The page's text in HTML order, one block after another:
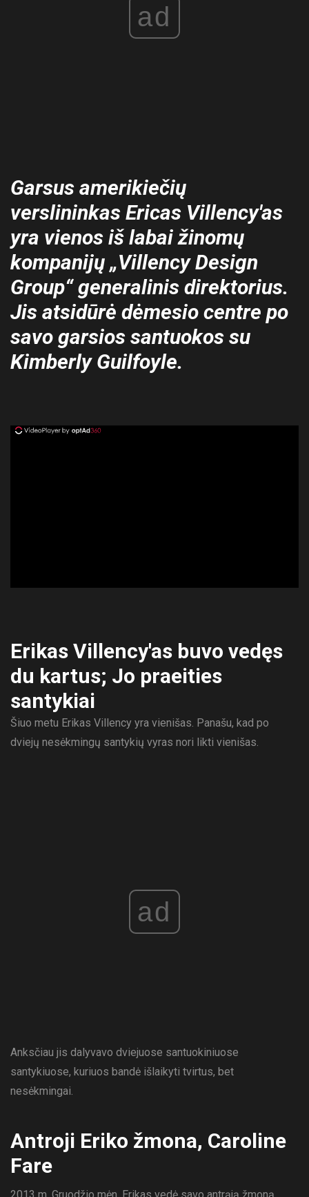
ad
Garsus amerikiečių
verslininkas Ericas Villency'as
yra vienos iš labai žinomų
kompanijų „Villency Design
Group“ generalinis direktorius.
Jis atsidūrė dėmesio centre po
savo garsios santuokos su
Kimberly Guilfoyle.
Erikas Villency'as buvo vedęs
du kartus; Jo praeities
santykiai
Šiuo metu Erikas Villency yra vienišas. Panašu, kad po
dviejų nesėkmingų santykių vyras nori likti vienišas.
ad
Anksčiau jis dalyvavo dviejuose santuokiniuose
santykiuose, kuriuos bandė išlaikyti tvirtus, bet
nesėkmingai.
Antroji Eriko žmona, Caroline
Fare